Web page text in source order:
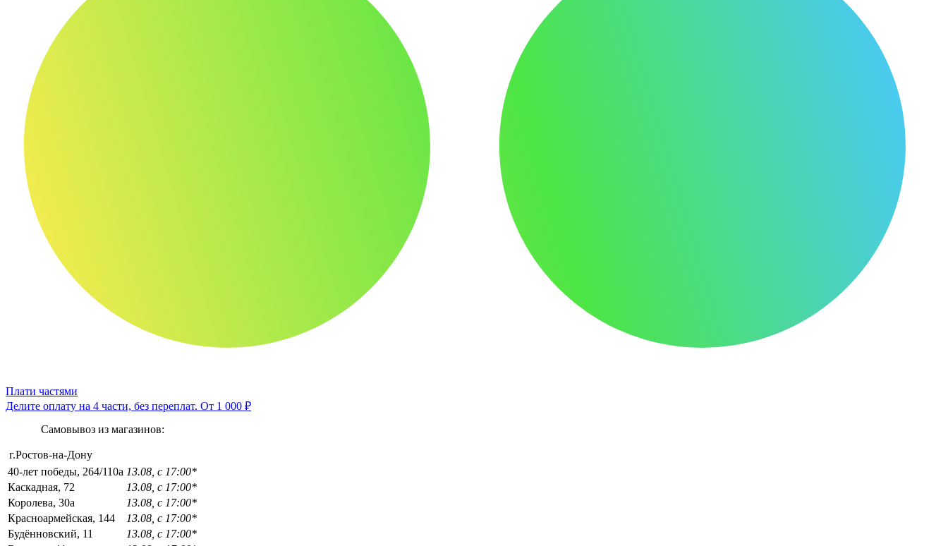
Плати частями
Делите оплату на 4 части, без переплат. От 1 000 ₽
Самовывоз из магазинов:
г.Ростов-на-Дону
40-лет победы, 264/110а 13.08, с 17:00*
Каскадная, 72
13.08, с 17:00*
Королева, 30а
13.08, с 17:00*
Красноармейская, 144
13.08, с 17:00*
Будённовский, 11
13.08, с 17:00*